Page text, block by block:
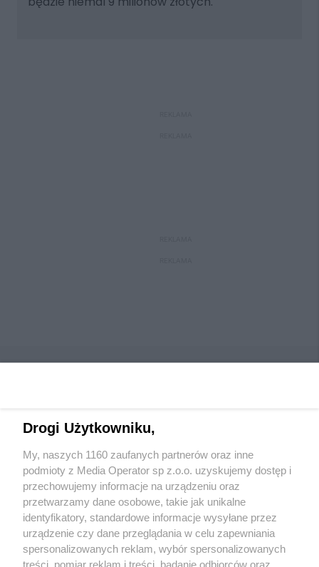
Wydawca mediów
Nie zapomnij
zapoznać się z:
polityką prywatności regulamin korzystania z portali
Twojemiasto Skontaktuj sięz nami
Drogi Użytkowniku,
My, naszych 1160 zaufanych partnerów oraz inne
podmioty z Media Operator sp z.o.o. uzyskujemy dostęp i
przechowujemy informacje na urządzeniu oraz
przetwarzamy dane osobowe, takie jak unikalne
identyfikatory, standardowe informacje wysyłane przez
urządzenie czy dane przeglądania w celu zapewniania
spersonalizowanych reklam, wybór spersonalizowanych
treści, pomiar reklam i treści, badanie odbiorców oraz